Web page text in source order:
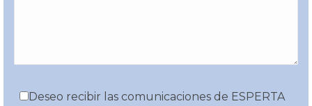
Deseo recibir las comunicaciones de ESPERTA